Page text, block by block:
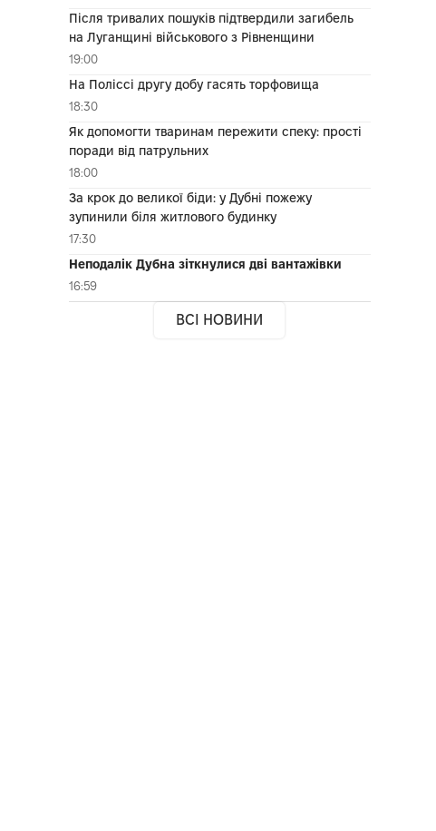
Після тривалих пошуків підтвердили загибель
на Луганщині військового з Рівненщини
19:00
На Поліссі другу добу гасять торфовища
18:30
Як допомогти тваринам пережити спеку: прості
поради від патрульних
18:00
За крок до великої біди: у Дубні пожежу
зупинили біля житлового будинку
17:30
Неподалік Дубна зіткнулися дві вантажівки
16:59
ВСІ НОВИНИ